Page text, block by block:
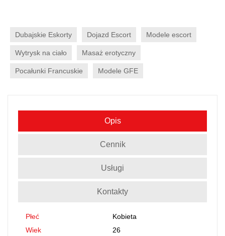
Dubajskie Eskorty Dojazd Escort Modele escort
Wytrysk na ciało Masaż erotyczny
Pocałunki Francuskie Modele GFE
Opis
Cennik
Usługi
Kontakty
Płeć
Kobieta
Wiek
26